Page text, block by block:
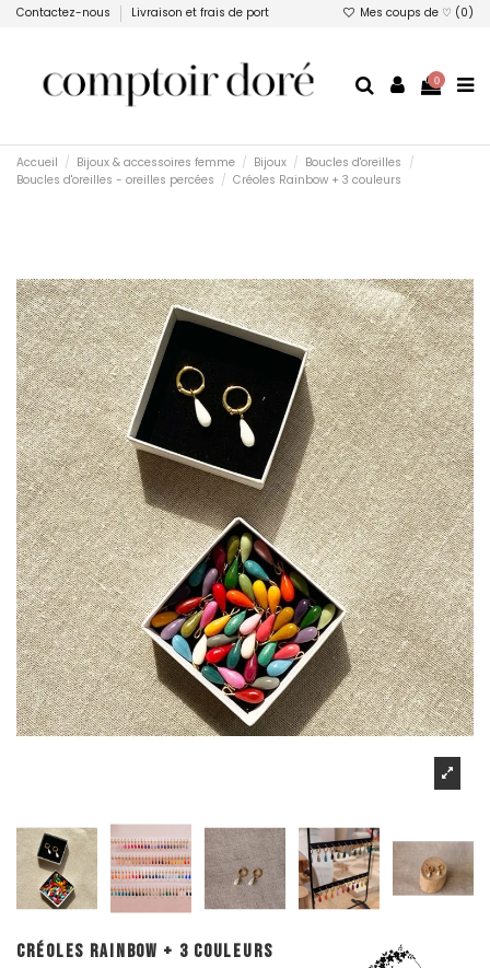
Contactez-nous Livraison et frais de port Mes coups de ♡ (0)
0
Accueil Bijoux & accessoires femme Bijoux
Boucles d'oreilles
Boucles d'oreilles - oreilles percées
Créoles Rainbow + 3 couleurs
CRÉOLES RAINBOW + 3 COULEURS